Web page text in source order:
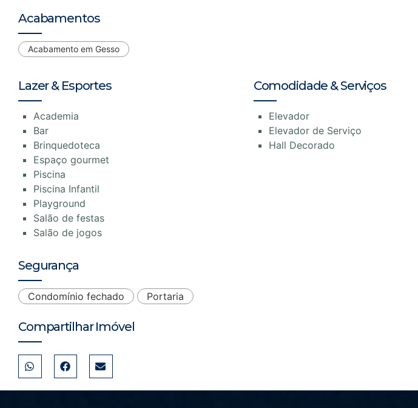
Acabamentos
Acabamento em Gesso
Lazer & Esportes
Academia
Bar
Brinquedoteca
Espaço gourmet
Piscina
Piscina Infantil
Playground
Salão de festas
Salão de jogos
Comodidade & Serviços
Elevador
Elevador de Serviço
Hall Decorado
Segurança
Condomínio fechado Portaria
Compartilhar Imóvel